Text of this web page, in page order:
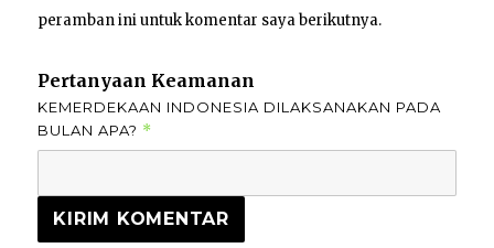
peramban ini untuk komentar saya berikutnya.
Pertanyaan Keamanan
KEMERDEKAAN INDONESIA DILAKSANAKAN PADA
BULAN APA? *